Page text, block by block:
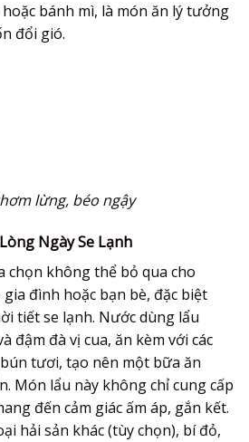
bánh mì, là món ăn lý tưởng
đổi gió.
lừng, béo ngậy
Ngày Se Lạnh
chọn không thể bỏ qua cho
đình hoặc bạn bè, đặc biệt
tiết se lạnh. Nước dùng lẩu
đậm đà vị cua, ăn kèm với các
tươi, tạo nên một bữa ăn
Món lẩu này không chỉ cung cấp
đến cảm giác ấm áp, gắn kết.
hải sản khác (tùy chọn), bí đỏ,